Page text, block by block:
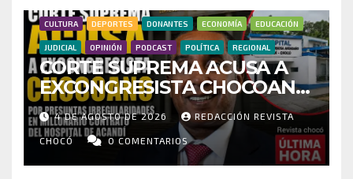
CULTURA DEPORTES DONANTES ECONOMÍA EDUCACIÓN
JUDICIAL OPINIÓN PODCAST POLÍTICA REGIONAL
CORTE SUPREMA ACUSA A
EXCONGRESISTA CHOCOANO
POR PRESUNTAS
IRREGULARIDADES EN
MILLONARIO CONTRATO DEL
HOSPITAL DE ACANDÍ
4 DE AGOSTO DE 2026 REDACCIÓN REVISTA
CHOCÓ 0 COMENTARIOS